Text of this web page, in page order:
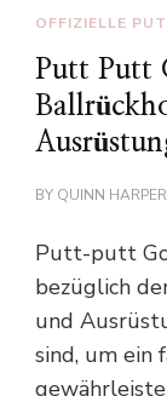
OFFIZIELLE
Putt Putt
BY QUINN HARPER
Putt-putt
bezüglich
und
sind, um ein